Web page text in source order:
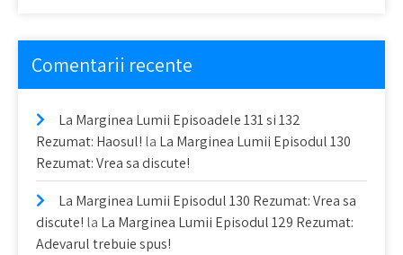
Comentarii recente
La Marginea Lumii Episoadele 131 si 132
Rezumat: Haosul! la La Marginea Lumii Episodul 130
Rezumat: Vrea sa discute!
La Marginea Lumii Episodul 130 Rezumat: Vrea sa
discute! la La Marginea Lumii Episodul 129 Rezumat:
Adevarul trebuie spus!